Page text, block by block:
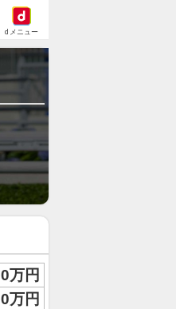
dメニュー
0万円
0万円